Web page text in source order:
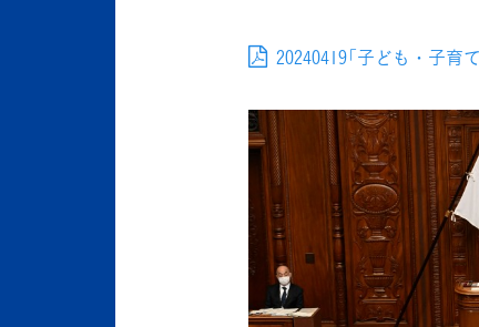
20240419「子ども・子